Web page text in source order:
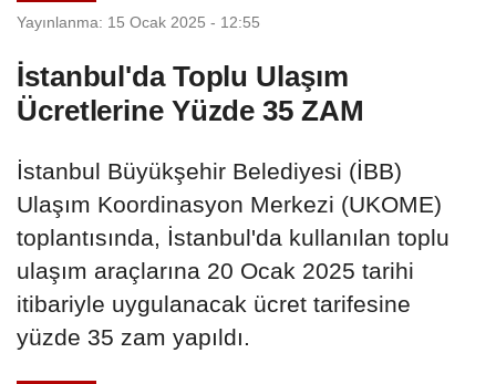
Yayınlanma: 15 Ocak 2025 - 12:55
İstanbul'da Toplu Ulaşım
Ücretlerine Yüzde 35 ZAM
İstanbul Büyükşehir Belediyesi (İBB)
Ulaşım Koordinasyon Merkezi (UKOME)
toplantısında, İstanbul'da kullanılan toplu
ulaşım araçlarına 20 Ocak 2025 tarihi
itibariyle uygulanacak ücret tarifesine
yüzde 35 zam yapıldı.